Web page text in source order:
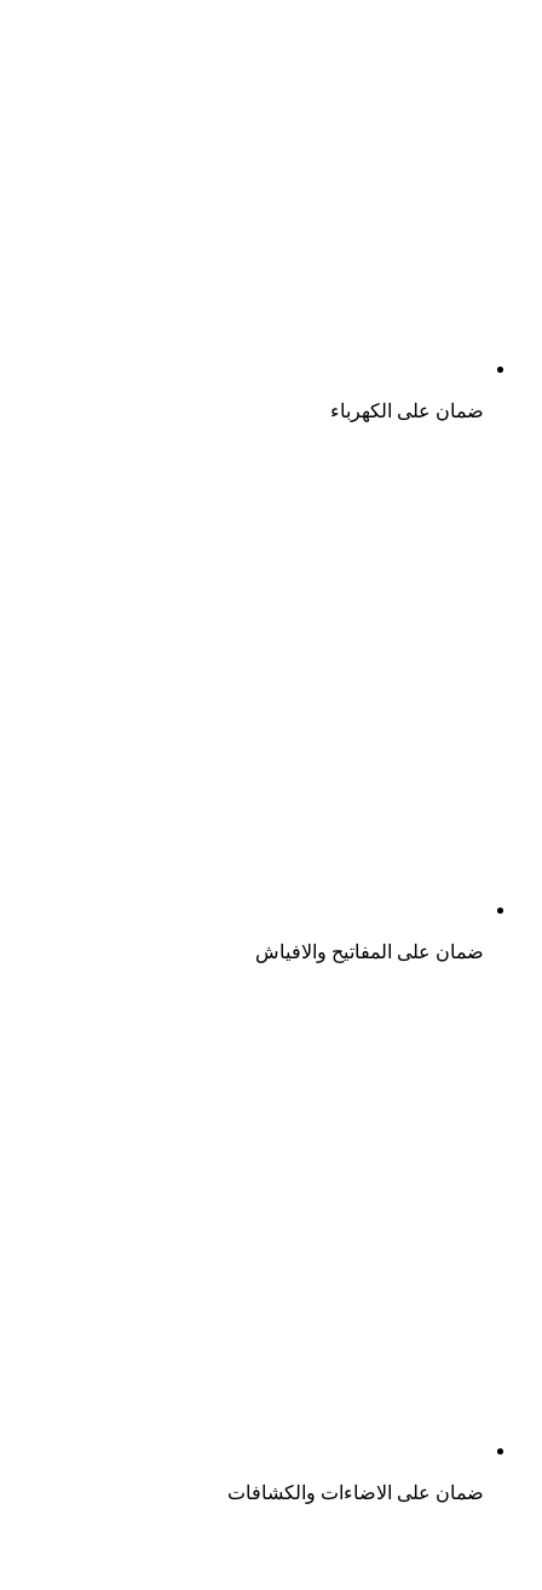
ضمان على الكهرباء
ضمان على المفاتيح والافياش
ضمان على الاضاءات والكشافات